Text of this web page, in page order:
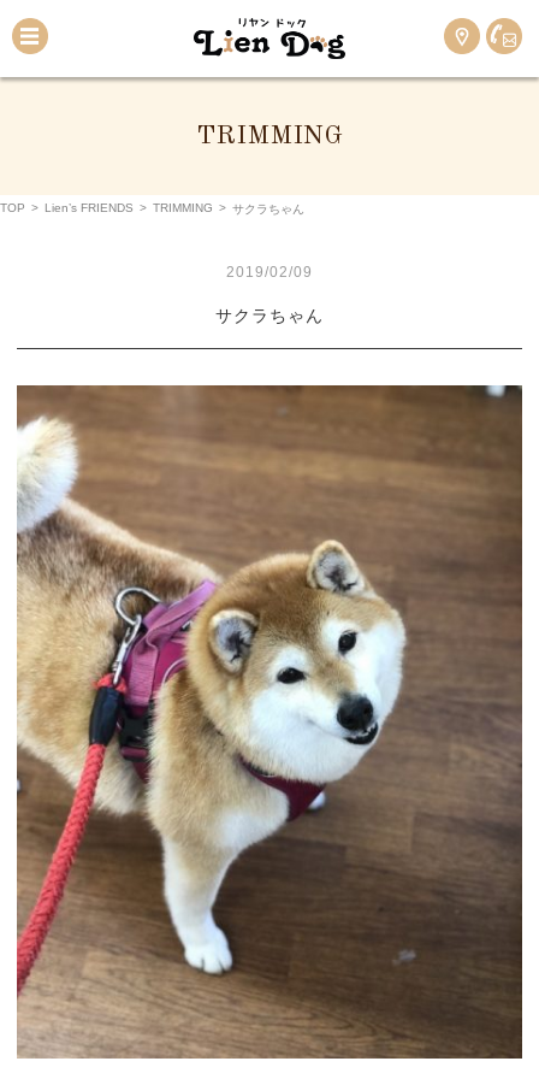
TRIMMING
TOP > Lien’s FRIENDS > TRIMMING > サクラちゃん
2019/02/09
サクラちゃん